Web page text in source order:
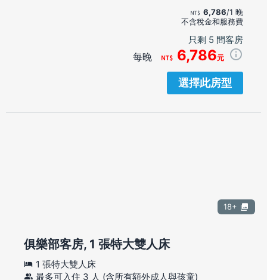
6,786/1 晚
不含稅金和服務費
只剩 5 間客房
每晚 6,786元
選擇此房型
18+
俱樂部客房, 1 張特大雙人床
1 張特大雙人床
最多可入住 3 人 (含所有額外成人與孩童)